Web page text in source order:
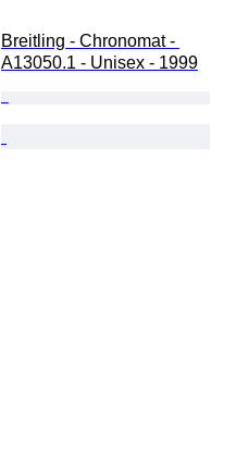
Breitling - Chronomat -
A13050.1 - Unisex - 1999